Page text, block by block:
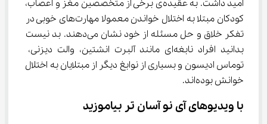
امید داشت. به عقیده‌ی برخی از متخصصین مغز و اعصاب،
کودکان مبتلا به اختلال خواندن معمولا مهارت‌های خوبی در
تفکر خلاق و حل مسئله از خود نشان می‌دهند. بد نیست
بدانید افراد نابغه‌ای مانند آلبرت انشتین، والت دیزنی،
توماس ادیسون و بسیاری از نوابغ دیگر از مبتلایان به اختلال
خوانش بوده‌اند.
با ویدیوهای آی نو آسان تر بیاموزید